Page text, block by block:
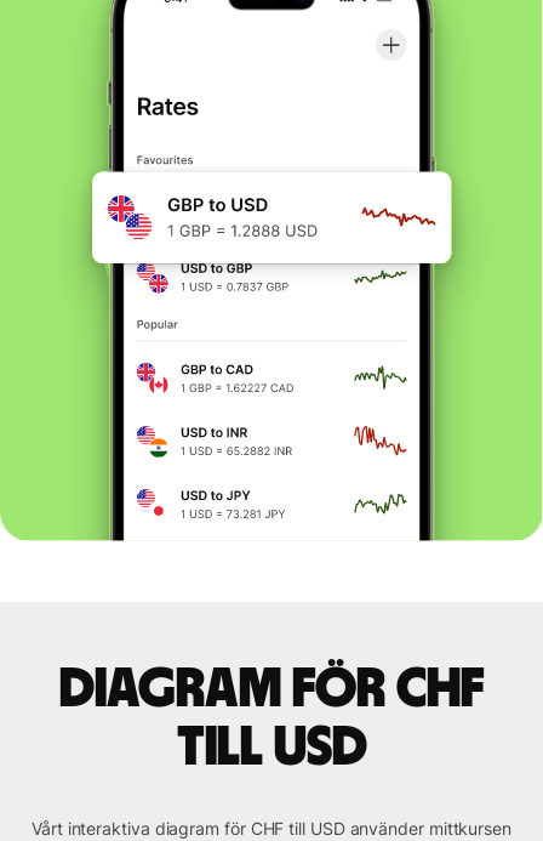
Diagram för CHF
till USD
Vårt interaktiva diagram för CHF till USD använder mittkursen